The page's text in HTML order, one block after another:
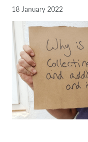
18 January 2022